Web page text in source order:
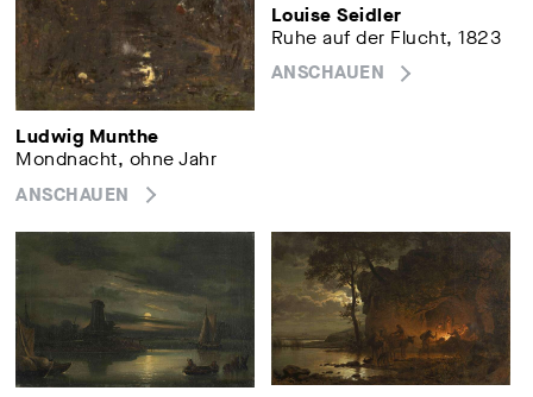
Ludwig Munthe
Mondnacht, ohne Jahr
ANSCHAUEN
Louise Seidler
Ruhe auf der Flucht, 1823
ANSCHAUEN